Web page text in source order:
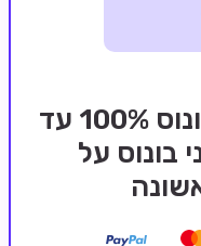
חבילת קבלת פנים: בונוס 100% עד
ספיני בונוס על